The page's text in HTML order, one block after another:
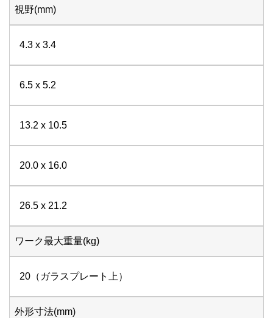
視野(mm)
4.3 x 3.4
6.5 x 5.2
13.2 x 10.5
20.0 x 16.0
26.5 x 21.2
ワーク最大重量(kg)
20（ガラスプレート上）
外形寸法(mm)